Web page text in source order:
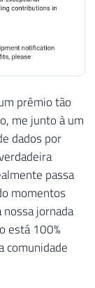
prêmio tão
me junto à um
dados por
passa
momentos
jornada
está 100%
comunidade